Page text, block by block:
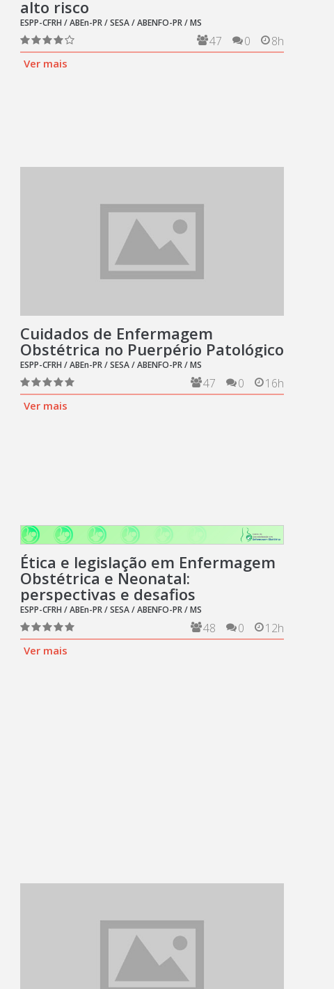
alto risco
ESPP-CFRH / ABEn-PR / SESA / ABENFO-PR / MS
8h
0
47
Ver mais
Cuidados de Enfermagem
Obstétrica no Puerpério Patológico
ESPP-CFRH / ABEn-PR / SESA / ABENFO-PR / MS
16h
0
47
Ver mais
Ética e legislação em Enfermagem
Obstétrica e Neonatal:
perspectivas e desafios
ESPP-CFRH / ABEn-PR / SESA / ABENFO-PR / MS
12h
0
48
Ver mais